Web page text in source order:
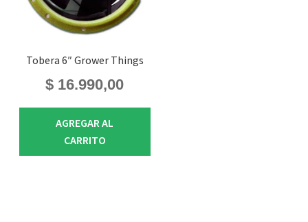
Tobera 6″ Grower Things
$ 16.990,00
AGREGAR AL
CARRITO